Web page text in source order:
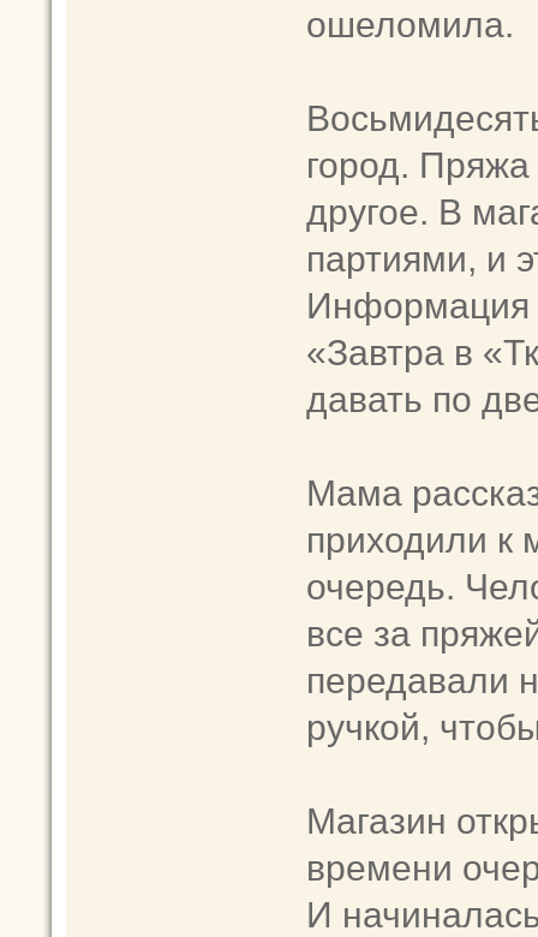
ошеломила.
город.
другое. В
партиями, и
Информация
«Завтра в
давать по
Мама
приходили к
очередь.
все за
передавали
ручкой,
Магазин
времени
И